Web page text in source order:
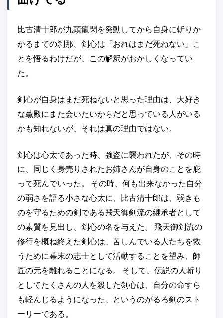
比古清十郎が九頭龍閃を発動してから自身に斬りか
かるまでの刹那、剣心は「おれはまだ死ねない」こ
とを悟るわけだが、この解釈がおかしくなってい
た。
剣心が自身はまだ死ねないと思った理由は、大好き
な薫殿にまた会いたいからだと思っている人がいる
かも知れないが、それは真の理由ではない。
剣心は心太であった時、強盗に襲われたが、その時
に、同じく身売りされたお姉さんが自身のことを庇
って死んでいった。 その時、何も出来なかった自分
の弱さを語る小さな心太に、比古清十郎は、弱きも
のを守るための剣である飛天御剣流の継承者として
の素質を見出し、剣心の名を与えた。 飛天御剣流の
修行を概ね終えた剣心は、苦しんでいる人たちを救
うために幕末の志士として活動することを望み、師
匠の元を離れることになる。 そして、伝説の人斬り
としてたくさんの人を殺した剣心は、自分の命すら
も軽んじるようになった、というのがるろ剣のスト
ーリーである。